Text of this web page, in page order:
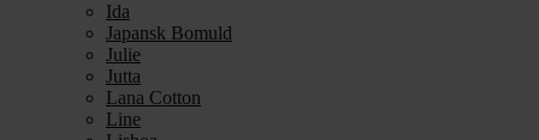
Ida
Japansk Bomuld
Julie
Jutta
Lana Cotton
Line